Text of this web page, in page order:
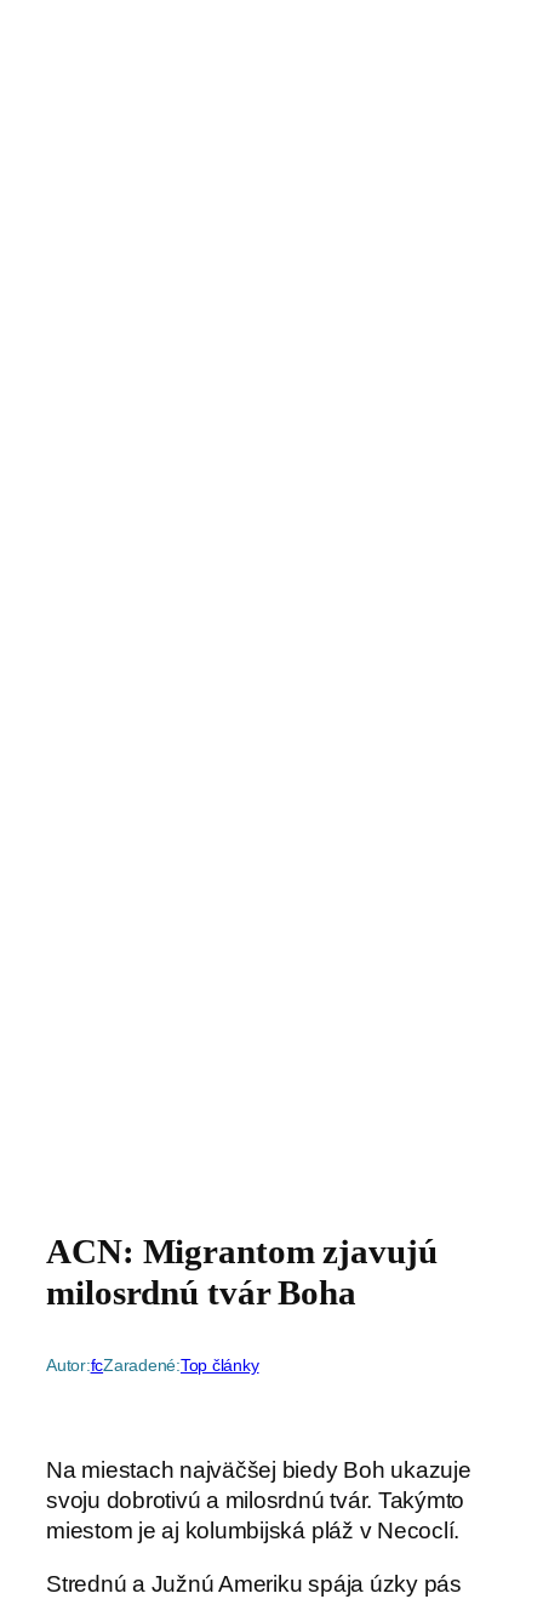
ACN: Migrantom zjavujú
milosrdnú tvár Boha
Autor:fcZaradené:Top články
Na miestach najväčšej biedy Boh ukazuje
svoju dobrotivú a milosrdnú tvár. Takýmto
miestom je aj kolumbijská pláž v Necoclí.
Strednú a Južnú Ameriku spája úzky pás